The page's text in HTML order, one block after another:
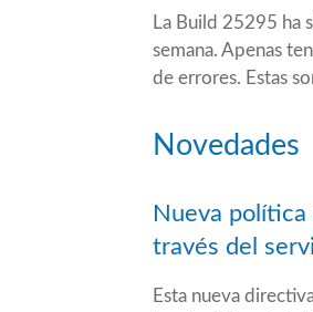
La Build 25295 ha
semana. Apenas
de errores. Estas
Novedades
Nueva
través del
Esta nueva